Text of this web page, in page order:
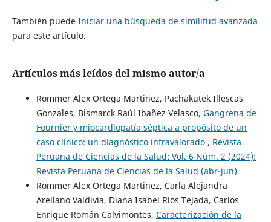
También puede Iniciar una búsqueda de similitud avanzada
para este artículo.
Artículos más leídos del mismo autor/a
Rommer Alex Ortega Martinez, Pachakutek Illescas
Gonzales, Bismarck Raúl Ibañez Velasco, Gangrena de
Fournier y miocardiopatía séptica a propósito de un
caso clínico: un diagnóstico infravalorado , Revista
Peruana de Ciencias de la Salud: Vol. 6 Núm. 2 (2024):
Revista Peruana de Ciencias de la Salud (abr-jun)
Rommer Alex Ortega Martinez, Carla Alejandra
Arellano Valdivia, Diana Isabel Ríos Tejada, Carlos
Enrique Román Calvimontes, Caracterización de la